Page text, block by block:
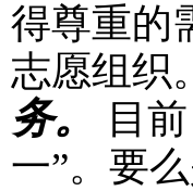
得尊重的
志愿组织
务。
目
一”。要